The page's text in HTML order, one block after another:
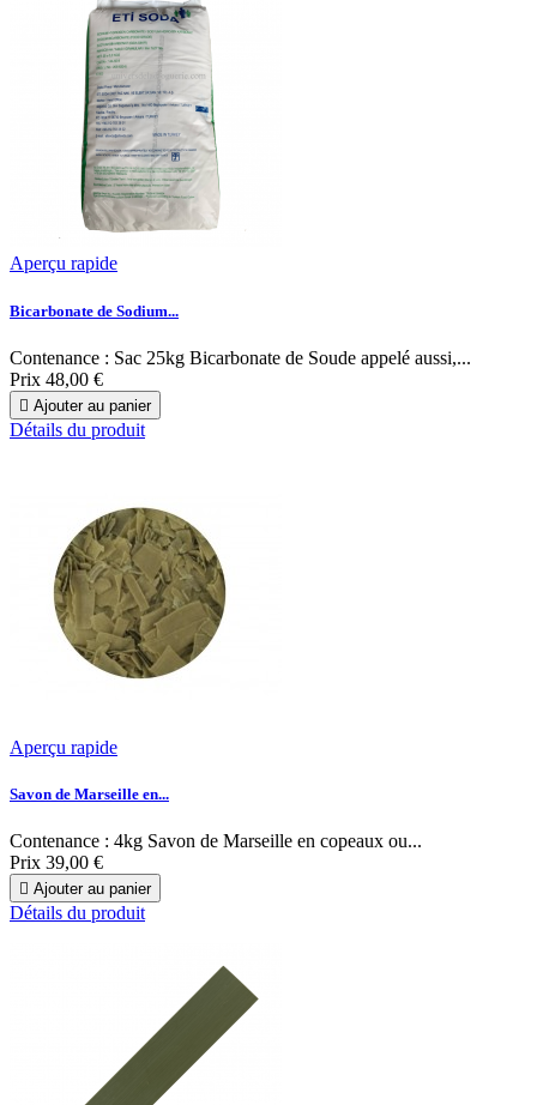
Aperçu rapide
Bicarbonate de Sodium...
Contenance : Sac 25kg Bicarbonate de Soude appelé aussi,...
Prix 48,00 €
 Ajouter au panier
Détails du produit
Aperçu rapide
Savon de Marseille en...
Contenance : 4kg Savon de Marseille en copeaux ou...
Prix 39,00 €
 Ajouter au panier
Détails du produit